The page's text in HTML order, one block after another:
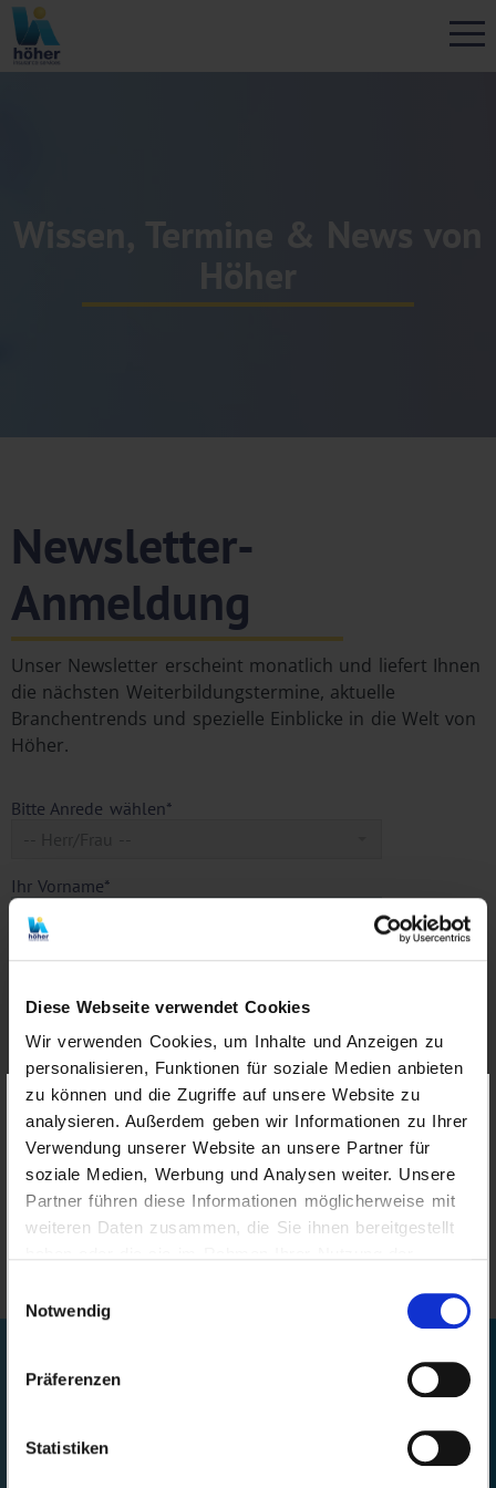
Wichtige Hinweiseder Höher Insurance
Services GmbH zur Website
„www.hoeher.info“ und Social Media
Inhalte der Website: Die Inhalte dieser Website
werden mit größtmöglicher Sorgfalt erstellt. Der
bereitgestellten Inhalte. Die Nutzung der
Nutzers.
Meinung des jeweiligen Autors und nicht immer
Diese Webseite verwendet Cookies
Wir verwenden Cookies, um Inhalte und Anzeigen zu
personalisieren, Funktionen für soziale Medien anbieten
zu können und die Zugriffe auf unsere Website zu
analysieren. Außerdem geben wir Informationen zu Ihrer
Verwendung unserer Website an unsere Partner für
soziale Medien, Werbung und Analysen weiter. Unsere
Partner führen diese Informationen möglicherweise mit
weiteren Daten zusammen, die Sie ihnen bereitgestellt
Notwendig
Präferenzen
Statistiken
Wissen, Termine & News von
Newsletter-
Anmeldung
Unser Newsletter erscheint monatlich und liefert Ihnen
die nächsten Weiterbildungstermine, aktuelle
Branchentrends und spezielle Einblicke in die Welt von
Höher.
Bitte Anrede wählen*
Ihr Vorname*
Ihre E-Mail*
Sicherheitsabfrage*